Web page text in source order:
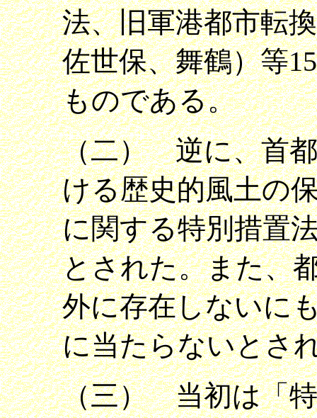
法、旧軍港都市転
佐世保、舞鶴）等
ものである。
（二） 逆に、首
ける歴史的風土の
に関する特別措置
とされた。また、
外に存在しないに
に当たらないとさ
（三） 当初は「